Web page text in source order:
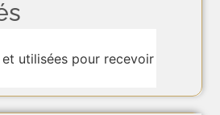
utilisées pour recevoir